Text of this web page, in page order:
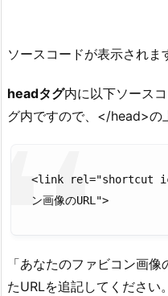
ソースコードが表示されま
headタグ内に以下ソース
グ内ですので、</head>の
<link rel="shortcut
ン画像のURL">
「あなたのファビコン画
たURLを追記してください。